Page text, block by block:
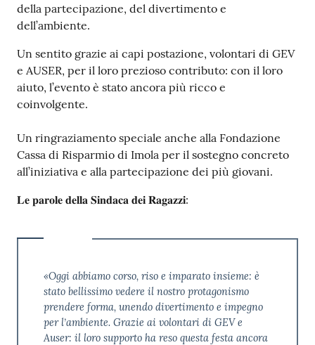
della partecipazione, del divertimento e
dell’ambiente.
Un sentito grazie ai capi postazione, volontari di GEV
e AUSER, per il loro prezioso contributo: con il loro
aiuto, l’evento è stato ancora più ricco e
coinvolgente.
Un ringraziamento speciale anche alla Fondazione
Cassa di Risparmio di Imola per il sostegno concreto
all’iniziativa e alla partecipazione dei più giovani.
𝐋𝐞 𝐩𝐚𝐫𝐨𝐥𝐞 𝐝𝐞𝐥𝐥𝐚 𝐒𝐢𝐧𝐝𝐚𝐜𝐚 𝐝𝐞𝐢 𝐑𝐚𝐠𝐚𝐳𝐳𝐢:
«Oggi abbiamo corso, riso e imparato insieme: è
stato bellissimo vedere il nostro protagonismo
prendere forma, unendo divertimento e impegno
per l’ambiente. Grazie ai volontari di GEV e
Auser: il loro supporto ha reso questa festa ancora